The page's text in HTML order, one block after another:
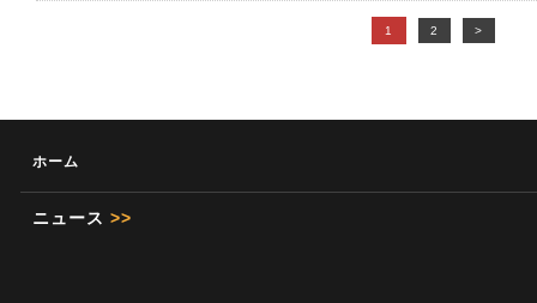
1 2 >
ホーム
ニュース >>